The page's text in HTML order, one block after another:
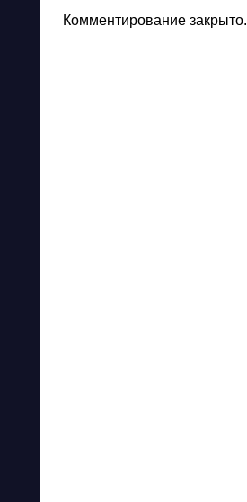
Комментирование закрыто.